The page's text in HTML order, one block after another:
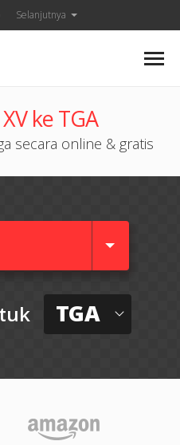
Selanjutnya
ke TGA
secara online & gratis
TGA